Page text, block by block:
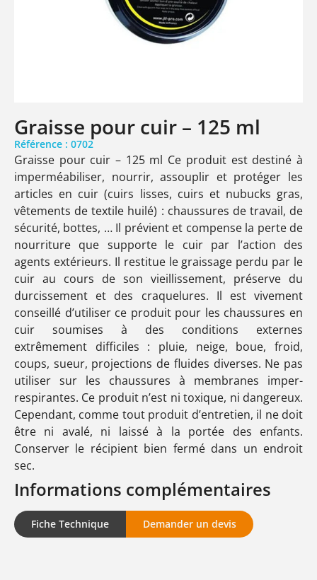
Graisse pour cuir – 125 ml
Référence : 0702
Graisse pour cuir – 125 ml Ce produit est destiné à
imperméabiliser, nourrir, assouplir et protéger les
articles en cuir (cuirs lisses, cuirs et nubucks gras,
vêtements de textile huilé) : chaussures de travail, de
sécurité, bottes, … Il prévient et compense la perte de
nourriture que supporte le cuir par l’action des
agents extérieurs. Il restitue le graissage perdu par le
cuir au cours de son vieillissement, préserve du
durcissement et des craquelures. Il est vivement
conseillé d’utiliser ce produit pour les chaussures en
cuir soumises à des conditions externes
extrêmement difficiles : pluie, neige, boue, froid,
coups, sueur, projections de fluides diverses. Ne pas
utiliser sur les chaussures à membranes imper-
respirantes. Ce produit n’est ni toxique, ni dangereux.
Cependant, comme tout produit d’entretien, il ne doit
être ni avalé, ni laissé à la portée des enfants.
Conserver le récipient bien fermé dans un endroit
sec.
Informations complémentaires
Fiche Technique Demander un devis